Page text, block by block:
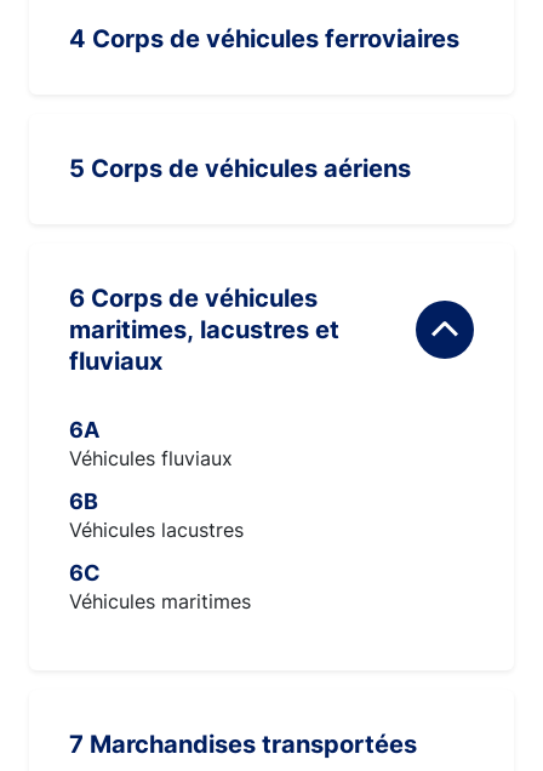
4 Corps de véhicules ferroviaires
5 Corps de véhicules aériens
6 Corps de véhicules
maritimes, lacustres et
fluviaux
6A
Véhicules fluviaux
6B
Véhicules lacustres
6C
Véhicules maritimes
7 Marchandises transportées